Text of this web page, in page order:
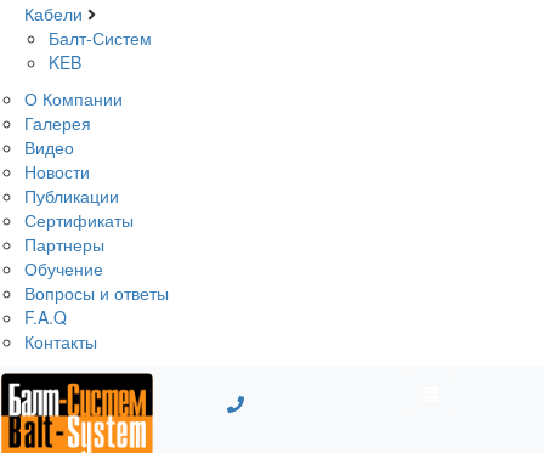
Кабели
Балт-Систем
KEB
О Компании
Галерея
Видео
Новости
Публикации
Сертификаты
Партнеры
Обучение
Вопросы и ответы
F.A.Q
Контакты